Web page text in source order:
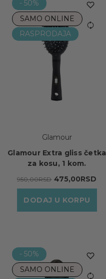
- 50%
SAMO ONLINE
RASPRODAJA
Glamour
Glamour Extra gliss četka
za kosu, 1 kom.
950,00RSD 475,00RSD
DODAJ U KORPU
- 50%
SAMO ONLINE